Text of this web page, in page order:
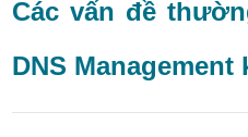
Các vấn đề
DNS